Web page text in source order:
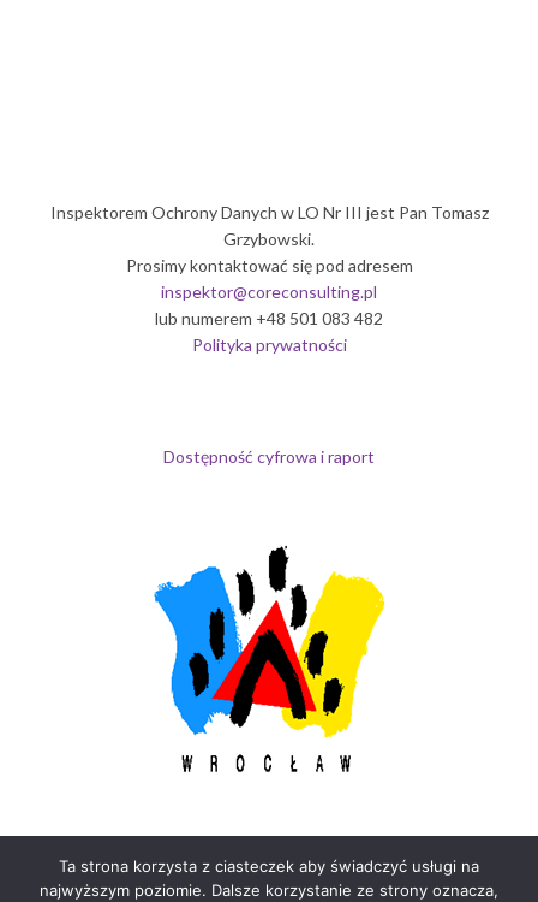
Inspektorem Ochrony Danych w LO Nr III jest Pan Tomasz
Grzybowski.
Prosimy kontaktować się pod adresem
inspektor@coreconsulting.pl
lub numerem +48 501 083 482
Polityka prywatności
Dostępność cyfrowa i raport
Ta strona korzysta z ciasteczek aby świadczyć usługi na
najwyższym poziomie. Dalsze korzystanie ze strony oznacza,